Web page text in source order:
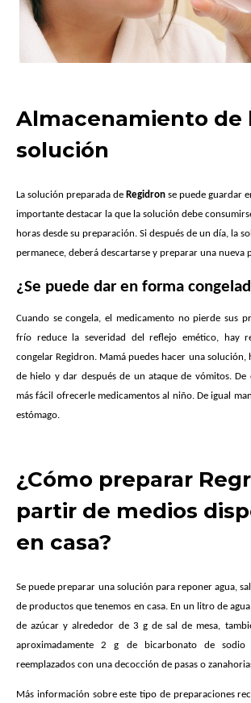
Almacenamiento de
solución
La solución preparada de Regidron se puede guardar
importante destacar la que la solución debe
horas desde su preparación. Si después de un día, la
permanece, deberá descartarse y preparar una nueva
¿Se puede dar en forma
Cuando se congela, el medicamento no pierde sus
frío reduce la severidad del reflejo emético, hay
congelar Regidron. Mamá puedes hacer una solución,
de hielo y dar después de un ataque de vómitos. De
más fácil ofrecerle medicamentos al niño. De igual
estómago.
¿Cómo preparar
partir de medios
en casa?
Se puede preparar una solución para reponer agua,
de productos que tenemos en casa. En un litro de
de azúcar y alrededor de 3 g de sal de mesa,
aproximadamente 2 g de bicarbonato de
reemplazados con una decocción de pasas o
Más información sobre este tipo de preparaciones